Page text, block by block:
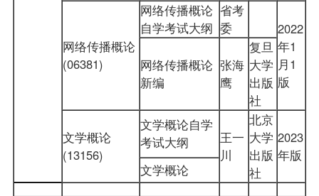
网络传播概论
(06381)
网络传播概论
自学考试大纲
省考
委
2022
年1
月1
版
网络传播概论
新编
张海
鹰
复旦
大学
出版
社
文学概论
(13156)
文学概论自学
考试大纲
王一
川
北京
大学
出版
社
2023
年版
文学概论